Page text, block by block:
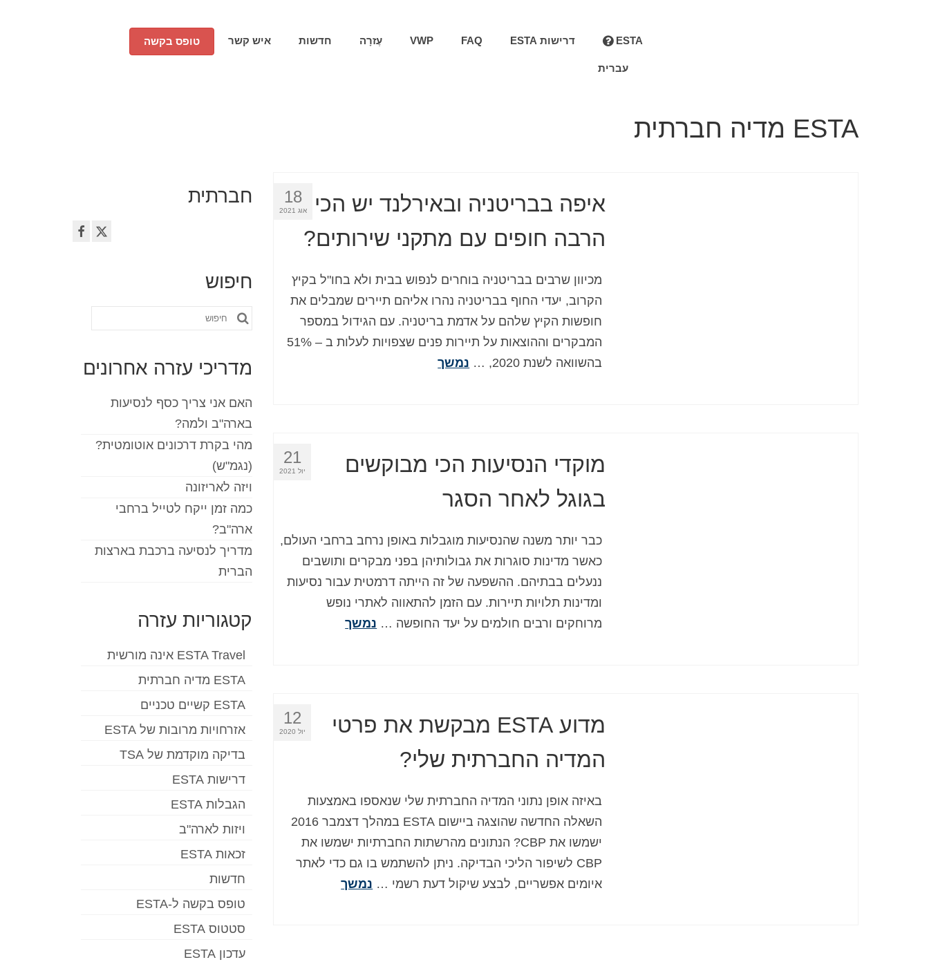
ESTA דרישות ESTA FAQ
VWP עֶזרָה חדשות איש קשר טופס בקשה
עברית
ESTA מדיה חברתית
18
אוג 2021
איפה בבריטניה ובאירלנד יש הכי
הרבה חופים עם מתקני שירותים?
מכיוון שרבים בבריטניה בוחרים לנפוש בבית ולא בחו"ל בקיץ
הקרוב, יעדי החוף בבריטניה נהרו אליהם תיירים שמבלים את
חופשות הקיץ שלהם על אדמת בריטניה. עם הגידול במספר
המבקרים וההוצאות על תיירות פנים שצפויות לעלות ב – 51%
בהשוואה לשנת 2020, …
נמשך
21
יול 2021
מוקדי הנסיעות הכי מבוקשים
בגוגל לאחר הסגר
כבר יותר משנה שהנסיעות מוגבלות באופן נרחב ברחבי העולם,
כאשר מדינות סוגרות את גבולותיהן בפני מבקרים ותושבים
ננעלים בבתיהם. ההשפעה של זה הייתה דרמטית עבור נסיעות
ומדינות תלויות תיירות. עם הזמן להתאווה לאתרי נופש
מרוחקים ורבים חולמים על יעד החופשה … נמשך
12
יול 2020
מדוע ESTA מבקשת את פרטי
המדיה החברתית שלי?
באיזה אופן נתוני המדיה החברתית שלי שנאספו באמצעות
השאלה החדשה שהוצגה ביישום ESTA במהלך דצמבר 2016
ישמשו את CBP? הנתונים מהרשתות החברתיות ישמשו את
CBP לשיפור הליכי הבדיקה. ניתן להשתמש בו גם כדי לאתר
איומים אפשריים, לבצע שיקול דעת רשמי … נמשך
חברתית
חיפוש
חפש
מדריכי עזרה אחרונים
האם אני צריך כסף לנסיעות
בארה"ב ולמה?
מהי בקרת דרכונים אוטומטית?
(נגמ"ש)
ויזה לאריזונה
כמה זמן ייקח לטייל ברחבי
ארה"ב?
מדריך לנסיעה ברכבת בארצות
הברית
קטגוריות עזרה
ESTA Travel אינה מורשית
ESTA מדיה חברתית
ESTA קשיים טכניים
אזרחויות מרובות של ESTA
בדיקה מוקדמת של TSA
דרישות ESTA
הגבלות ESTA
ויזות לארה"ב
זכאות ESTA
חדשות
טופס בקשה ל-ESTA
סטטוס ESTA
עדכון ESTA